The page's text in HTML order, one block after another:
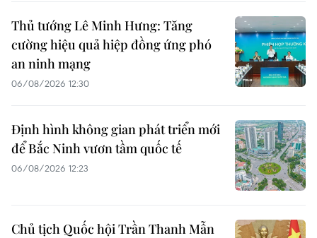
Thủ tướng Lê Minh Hưng: Tăng
cường hiệu quả hiệp đồng ứng phó
an ninh mạng
06/08/2026 12:30
Định hình không gian phát triển mới
để Bắc Ninh vươn tầm quốc tế
06/08/2026 12:23
Chủ tịch Quốc hội Trần Thanh Mẫn